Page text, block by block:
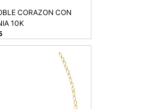
CORAZON CON
10K